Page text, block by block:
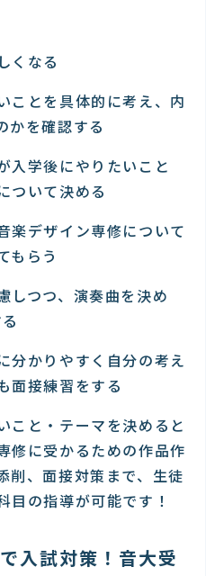
くなる
とを具体的に考え、内
かを確認する
学後にやりたいこと
ついて決める
デザイン専修について
もらう
つつ、演奏曲を決め
かりやすく自分の考え
面接練習をする
こと・テーマを決めると
修に受かるための作品作
削、面接対策まで、生徒
目の指導が可能です！
入試対策！音大受